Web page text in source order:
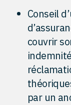
Conseil
couvrir
par un